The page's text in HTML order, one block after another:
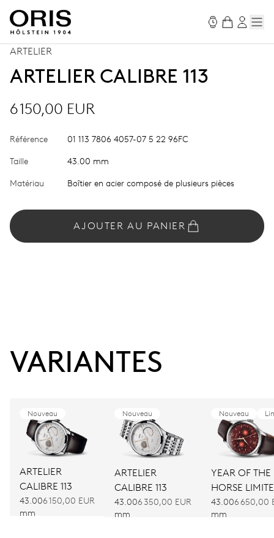
ARTELIER
ARTELIER CALIBRE 113
6 150,00 EUR
Référence 01 113 7806 4057-07 5 22 96FC
Taille 43.00 mm
Matériau Boîtier en acier composé de plusieurs pièces
AJOUTER AU PANIER
VARIANTES
Nouveau
ARTELIER
CALIBRE 113
43.00
mm
6 150,00 EUR
Nouveau
ARTELIER
CALIBRE 113
43.00
mm
6 350,00 EUR
Nouveau
YEAR OF THE
HORSE
EDITION
43.00
mm
6 650,00